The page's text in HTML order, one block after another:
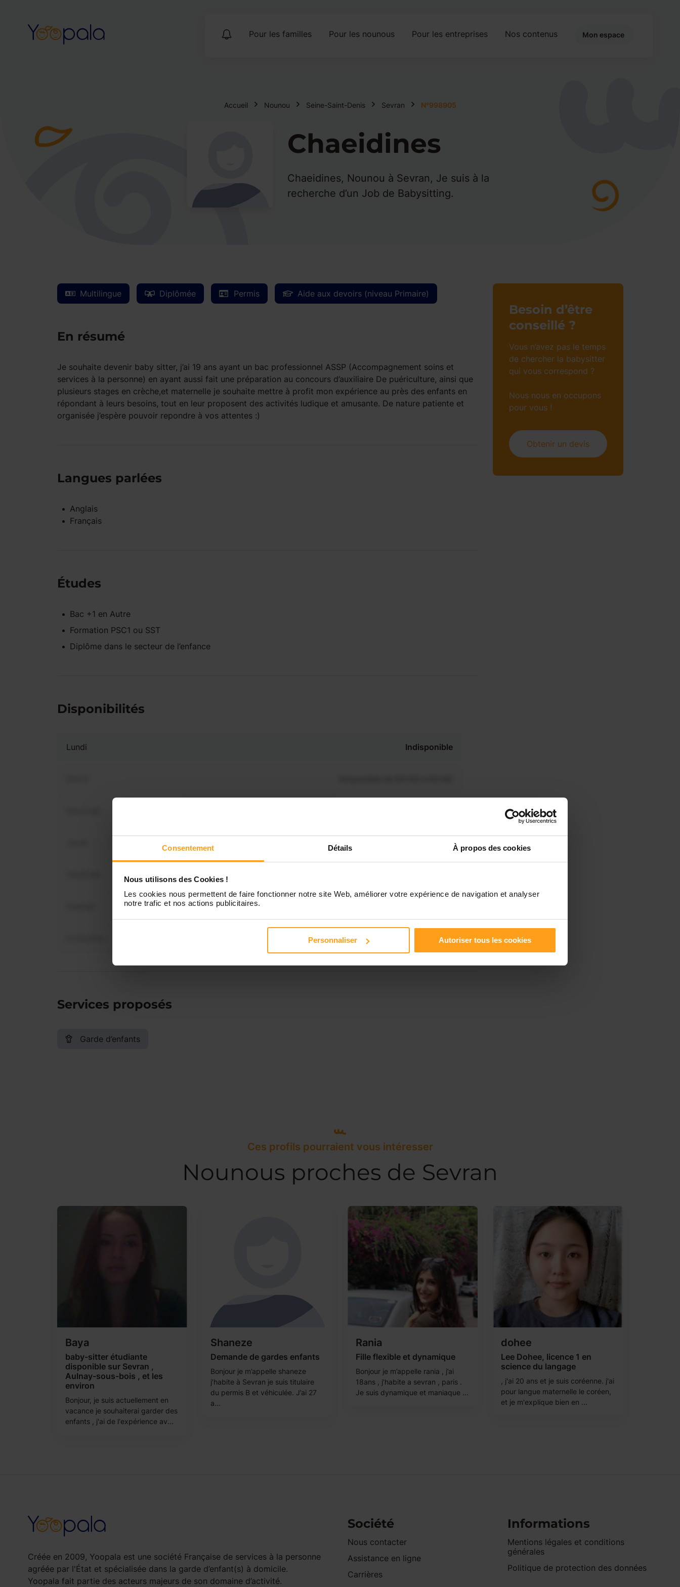
Consentement Détails À propos des cookies
Nous utilisons des Cookies !
Les cookies nous permettent de faire fonctionner notre site Web, améliorer votre expérience de navigation et analyser
notre trafic et nos actions publicitaires.
Personnaliser Autoriser tous les cookies
Pour les familles Pour les nounous Pour les entreprises Nos contenus Mon espace
Accueil Nounou Seine-Saint-Denis Sevran N°998905
Chaeidines
Chaeidines, Nounou à Sevran, Je suis à la
recherche d’un Job de Babysitting.
Multilingue Diplômée Permis Aide aux devoirs (niveau Primaire)
En résumé
Je souhaite devenir baby sitter, j’ai 19 ans ayant un bac professionnel ASSP (Accompagnement soins et
services à la personne) en ayant aussi fait une préparation au concours d’auxiliaire De puériculture, ainsi que
plusieurs stages en crèche,et maternelle je souhaite mettre à profit mon expérience au près des enfants en
répondant à leurs besoins, tout en leur proposent des activités ludique et amusante. De nature patiente et
organisée j’espère pouvoir repondre à vos attentes :)
Langues parlées
Anglais
Français
Études
Bac +1 en Autre
Formation PSC1 ou SST
Diplôme dans le secteur de l’enfance
Disponibilités
Lundi Indisponible
Disponible de 00:00 à 00:00
Disponible de 00:00 à 00:00
Contactez-nous
Services proposés
Garde d’enfants
Besoin d’être
conseillé ?
Vous n’avez pas le temps
de chercher la babysitter
qui vous correspond ?
Nous nous en occupons
pour vous !
Obtenir un devis
Ces profils pourraient vous intéresser
Nounous proches de Sevran
Baya
baby-sitter étudiante
disponible sur Sevran ,
Aulnay-sous-bois , et les
environ
Bonjour, je suis actuellement en
vacance je souhaiterai garder des
enfants , j'ai de l'expérience av...
Shaneze
Demande de gardes enfants
Bonjour je m’appelle shaneze
j’habite à Sevran je suis titulaire
du permis B et véhiculée. J’ai 27
a...
Rania
Fille flexible et dynamique
Bonjour je m’appelle rania , j’ai
18ans , j’habite a sevran , paris .
Je suis dynamique et maniaque ...
dohee
Lee Dohee, licence 1 en
science du langage
, j'ai 20 ans et je suis coréenne. j'ai
pour langue maternelle le coréen,
et je m'explique bien en ...
Créée en 2009, Yoopala est une société Française de services à la personne
agréée par l'État et spécialisée dans la garde d’enfant(s) à domicile.
Yoopala fait partie des acteurs majeurs de son domaine d’activité.
Société
Nous contacter
Assistance en ligne
Carrières
Informations
Mentions légales et conditions
générales
Politique de protection des données